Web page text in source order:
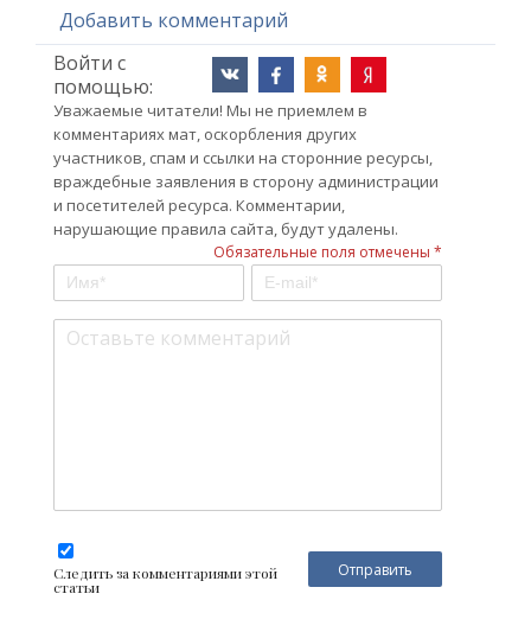
Добавить комментарий
Войти с
помощью:
Уважаемые читатели! Мы не приемлем в
комментариях мат, оскорбления других
участников, спам и ссылки на сторонние ресурсы,
враждебные заявления в сторону администрации
и посетителей ресурса. Комментарии,
нарушающие правила сайта, будут удалены.
Обязательные поля отмечены *
Следить за комментариями этой
статьи